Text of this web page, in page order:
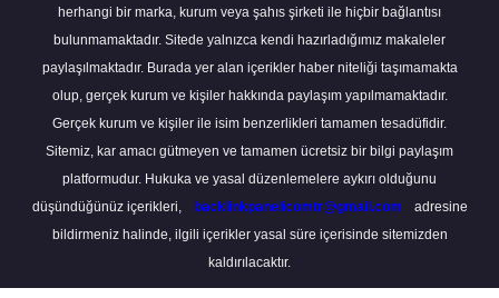
herhangi bir marka, kurum veya şahıs şirketi ile hiçbir bağlantısı
bulunmamaktadır. Sitede yalnızca kendi hazırladığımız makaleler
paylaşılmaktadır. Burada yer alan içerikler haber niteliği taşımamakta
olup, gerçek kurum ve kişiler hakkında paylaşım yapılmamaktadır.
Gerçek kurum ve kişiler ile isim benzerlikleri tamamen tesadüfidir.
Sitemiz, kar amacı gütmeyen ve tamamen ücretsiz bir bilgi paylaşım
platformudur. Hukuka ve yasal düzenlemelere aykırı olduğunu
düşündüğünüz içerikleri,
backlinkpanelicomtr@gmail.com
adresine
bildirmeniz halinde, ilgili içerikler yasal süre içerisinde sitemizden
kaldırılacaktır.